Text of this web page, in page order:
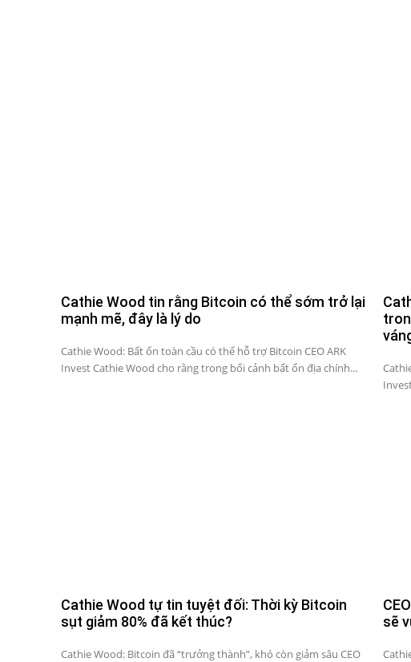
Cathie Wood tin rằng Bitcoin có thể sớm trở lại
mạnh mẽ, đây là lý do
Cathie Wood: Bất ổn toàn cầu có thể hỗ trợ Bitcoin CEO ARK
Invest Cathie Wood cho rằng trong bối cảnh bất ổn địa chính...
Cathie Wood tự tin tuyệt đối: Thời kỳ Bitcoin
sụt giảm 80% đã kết thúc?
Cathie Wood: Bitcoin đã “trưởng thành”, khó còn giảm sâu CEO
sẽ